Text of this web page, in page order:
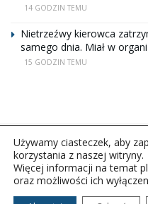
14 GODZIN TEMU
Nietrzeźwy kierowca
samego dnia. Miał w
15 GODZIN TEMU
Copyright © 2026Polskie
Używamy ciasteczek, aby
korzystania z naszej witryny.
Więcej informacji na temat
oraz możliwości ich